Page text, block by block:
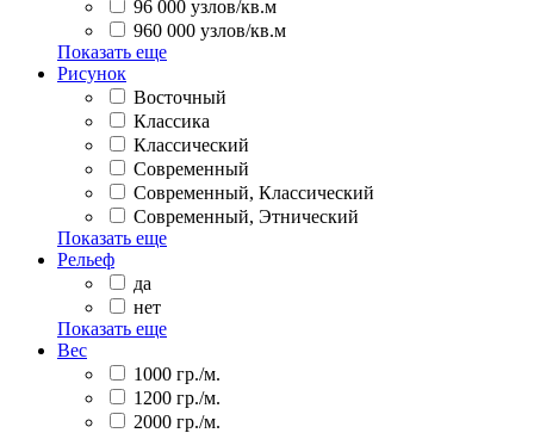
96 000 узлов/кв.м
960 000 узлов/кв.м
Показать еще
Рисунок
Восточный
Классика
Классический
Современный
Современный, Классический
Современный, Этнический
Показать еще
Рельеф
да
нет
Показать еще
Вес
1000 гр./м.
1200 гр./м.
2000 гр./м.